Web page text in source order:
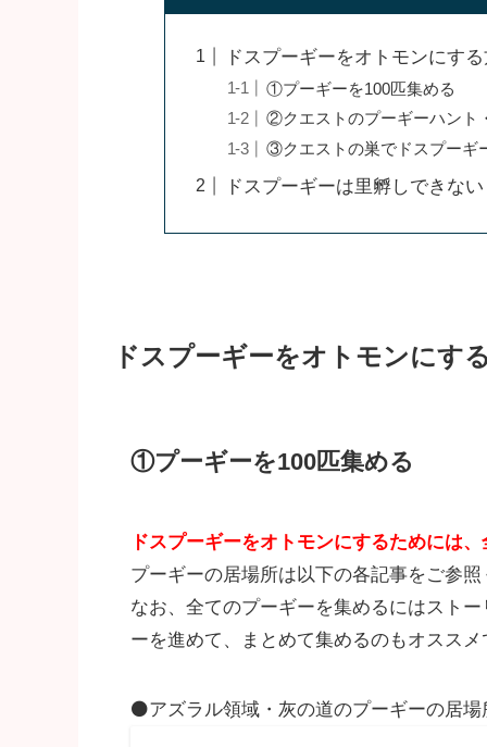
ドスプーギーをオトモンにす
①プーギーを100匹集める
②クエストのプーギーハント
③クエストの巣でドスプーギ
ドスプーギーは里孵しできない
ドスプーギーをオトモンにす
①プーギーを100匹集める
ドスプーギーをオトモンにするためには
プーギーの居場所は以下の各記事をご参
なお、全てのプーギーを集めるにはスト
ーを進めて、まとめて集めるのもオススメ
⚫アズラル領域・灰の道のプーギーの居